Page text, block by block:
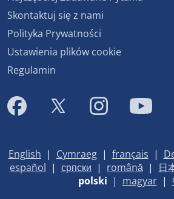
Skontaktuj się z nami
Polityka Prywatności
Ustawienia plików cookie
Regulamin
English | Cymraeg| français |
español | српски | română | 日
polski | magyar|